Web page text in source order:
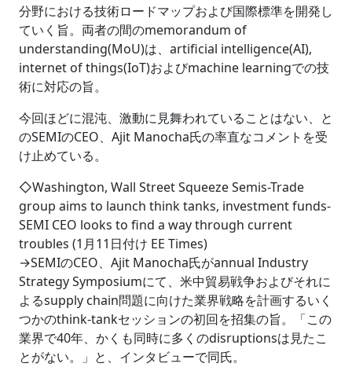
分野における技術ロードマップおよび国際標準を開発し
ていく旨。両者の間のmemorandum of
understanding(MoU)は、artificial intelligence(AI),
internet of things(IoT)およびmachine learningでの技
術に対応の旨。
今回ほどに混沌、激動に見舞われていることはない、と
のSEMIのCEO、Ajit Manocha氏の率直なコメントを受
け止めている。
◇Washington, Wall Street Squeeze Semis-Trade
group aims to launch think tanks, investment funds-
SEMI CEO looks to find a way through current
troubles (1月11日付け EE Times)
→SEMIのCEO、Ajit Manocha氏がannual Industry
Strategy Symposiumにて、米中貿易戦争およびそれに
よるsupply chain問題に向けた業界戦略を計画するいく
つかのthink-tankセッションの初回を招集の旨。「この
業界で40年、かくも同時に多くのdisruptionsは見たこ
とがない。」と、インタビューで同氏。